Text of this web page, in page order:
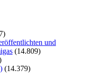
und
(14.809)
(14.379)